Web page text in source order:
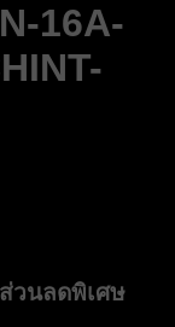
16A-
วนลดพิเศษ